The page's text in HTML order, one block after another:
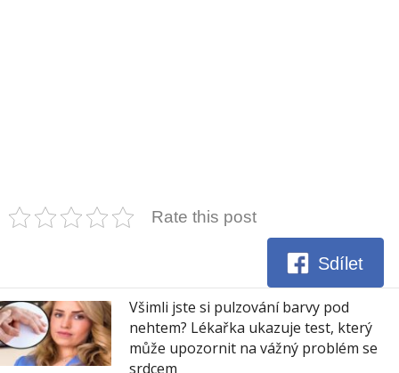
Rate this post
Sdílet
Všimli jste si pulzování barvy pod
nehtem? Lékařka ukazuje test, který
může upozornit na vážný problém se
srdcem